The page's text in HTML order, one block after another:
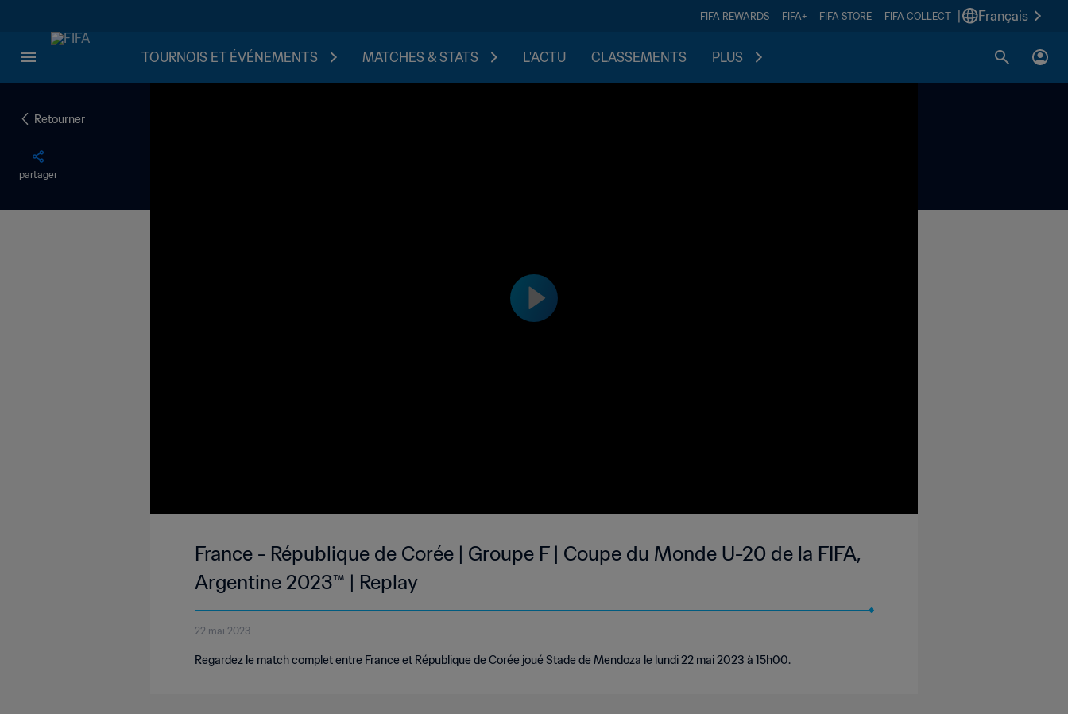
FIFA REWARDS FIFA+ FIFA STORE FIFA COLLECT Français
TOURNOIS ET ÉVÉNEMENTS MATCHES & STATS L'ACTU CLASSEMENTS PLUS
Retourner
partager
France - République de Corée | Groupe F | Coupe du Monde U-20 de la FIFA,
Argentine 2023™ | Replay
22 mai 2023
Regardez le match complet entre France et République de Corée joué Stade de Mendoza le lundi 22 mai 2023 à 15h00.